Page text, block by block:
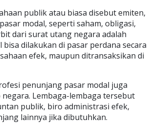
publik atau biasa disebut emiten,
modal, seperti saham, obligasi,
dari surat utang negara adalah
dilakukan di pasar perdana secara
efek, maupun ditransaksikan di
penunjang pasar modal juga
Lembaga-lembaga tersebut
publik, biro administrasi efek,
lainnya jika dibutuhkan.